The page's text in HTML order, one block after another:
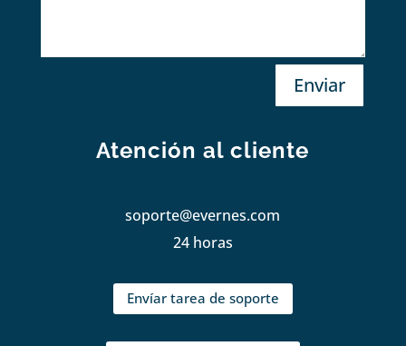
Enviar
Atención al cliente
soporte@evernes.com
24 horas
Envíar tarea de soporte